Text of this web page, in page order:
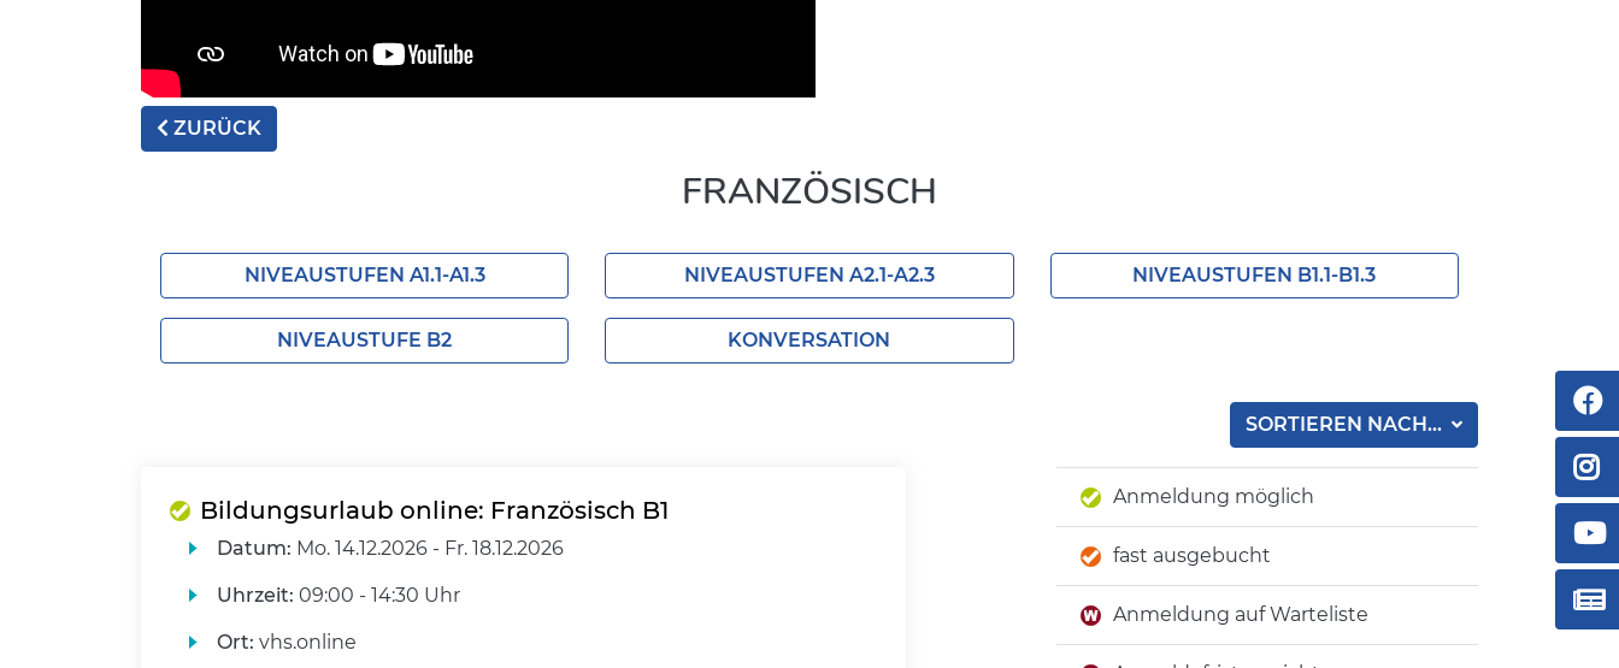
ZURÜCK
FRANZÖSISCH
NIVEAUSTUFEN A1.1-A1.3 NIVEAUSTUFEN A2.1-A2.3 NIVEAUSTUFEN B1.1-B1.3
NIVEAUSTUFE B2 KONVERSATION
SORTIEREN NACH...
Bildungsurlaub online: Französisch B1
Datum: Mo. 14.12.2026 - Fr. 18.12.2026
Uhrzeit: 09:00 - 14:30 Uhr
Ort: vhs.online
Anmeldung möglich
fast ausgebucht
Anmeldung auf Warteliste